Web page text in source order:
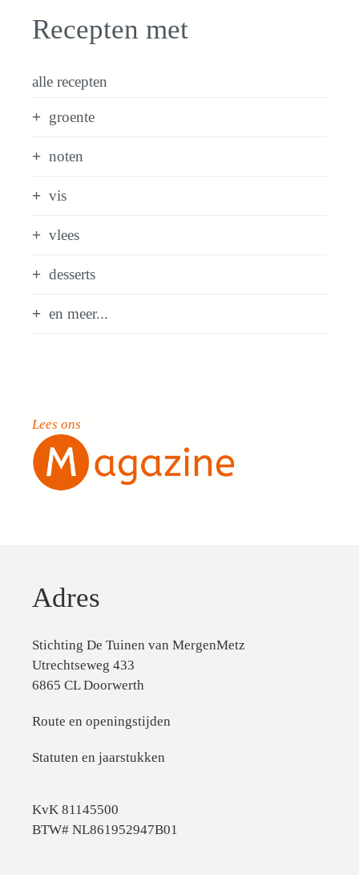
Recepten met
alle recepten
groente
noten
vis
vlees
desserts
en meer...
Lees ons
Adres
Stichting De Tuinen van MergenMetz
Utrechtseweg 433
6865 CL Doorwerth
Route en openingstijden
Statuten en jaarstukken
KvK 81145500
BTW# NL861952947B01